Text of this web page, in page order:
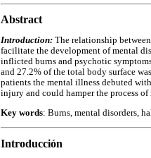
Abstract
Introduction: The relationship
facilitate the development of mental
inflicted burns and psychotic
and 27.2% of the total body surface
patients the mental illness debuted
injury and could hamper the process
Key words: Burns, mental disorders,
Introducción